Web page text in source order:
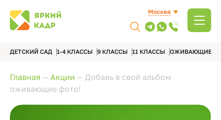
Москва
ДЕТСКИЙ САД 1-4 КЛАССЫ 9 КЛАССЫ 11 КЛАССЫ ОЖИВАЮЩИЕ
Главная — Акции — Добавь в свой альбом
оживающие фото!